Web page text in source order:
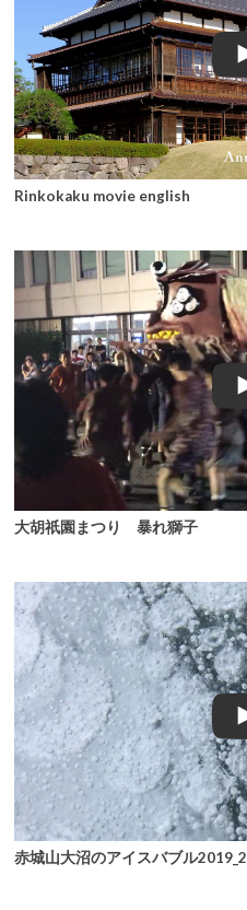
Rinkokaku movie english
大胡祇園まつり 暴れ獅子
赤城山大沼のアイスバブル2019_2